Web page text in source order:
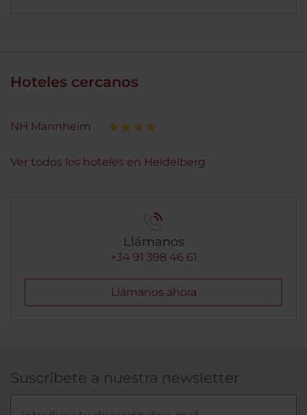
Hoteles cercanos
NH Mannheim
Ver todos los hoteles en Heidelberg
Llámanos
+34 91 398 46 61
Llámanos ahora
Suscríbete a nuestra newsletter